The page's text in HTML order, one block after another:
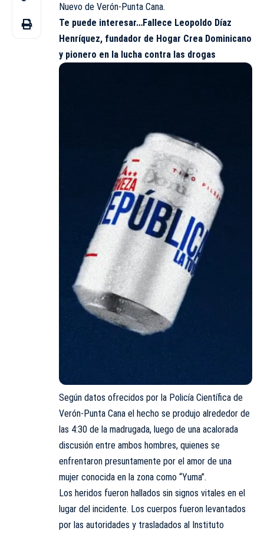
Nuevo de Verón-Punta Cana.
Te puede interesar…Fallece Leopoldo Díaz
Henríquez, fundador de Hogar Crea Dominicano
y pionero en la lucha contra las drogas
Según datos ofrecidos por la Policía Científica de
Verón-Punta Cana el hecho se produjo alrededor de
las 4:30 de la madrugada, luego de una acalorada
discusión entre ambos hombres, quienes se
enfrentaron presuntamente por el amor de una
mujer conocida en la zona como “Yuma”.
Los heridos fueron hallados sin signos vitales en el
lugar del incidente. Los cuerpos fueron levantados
por las autoridades y trasladados al Instituto